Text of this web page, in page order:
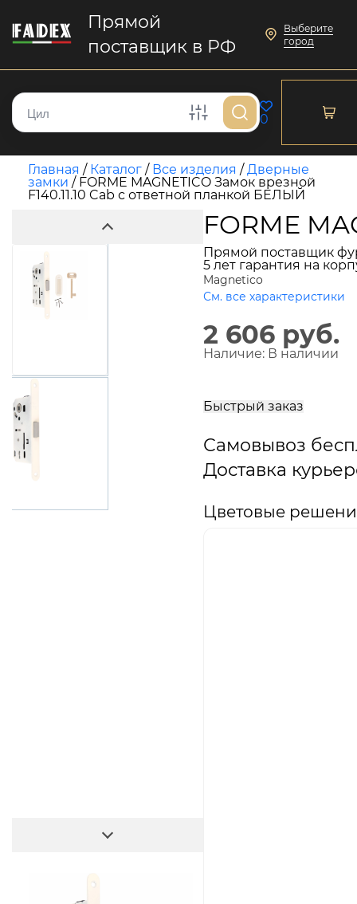
Прямой
поставщик в РФ
Выберите
город
0
Главная / Каталог / Все изделия /Дверные
замки / FORME MAGNETICO Замок врезной
F140.11.10 Cab с ответной планкой БЕЛЫЙ
FORME
Прямой поставщик
5 лет гарантия на
Magnetico
См. все характеристики
2 606 руб.
Наличие: В наличии
Быстрый заказ
Самовывоз
Доставка
Цветовые